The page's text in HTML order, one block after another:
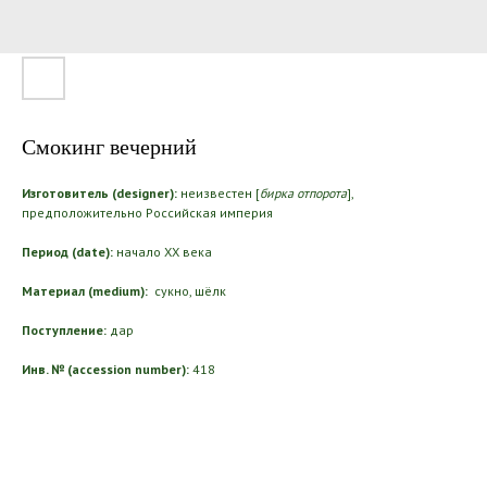
Смокинг вечерний
Изготовитель (designer): неизвестен [бирка отпорота],
предположительно Российская империя
Период (date): начало ХХ века
Материал (medium): сукно, шёлк
Поступление: дар
Инв. № (accession number): 418